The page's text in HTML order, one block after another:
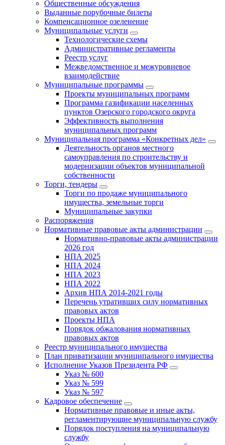
Общественные обсуждения
Выданные порубочные билеты
Компенсационное озеленение
Муниципальные услуги
Технологические схемы
Административные регламенты
Реестр услуг
Межведомственное и межуровневое
взаимодействие
Муниципальные программы
Проекты муниципальных программ
Программа газификации населенных
пунктов Озерского городского округа
Эффективность выполнения
муниципальных программ
Муниципальная программа «Конкретных дел»
Деятельность органов местного
самоуправления по строительству и
модернизации объектов муниципальной
собственности
Торги, тендеры
Торги по продаже муниципального
имущества, земельные торги
Муниципальные закупки
Распоряжения
Нормативные правовые акты администрации
Нормативно-правовые акты администрации
2026 год
НПА 2025
НПА 2024
НПА 2023
НПА 2022
Архив НПА 2014-2021 годы
Перечень утративших силу нормативных
правовых актов
Проекты НПА
Порядок обжалования нормативных
правовых актов
Реестр муниципального имущества
План приватизации муниципального имущества
Исполнение Указов Президента РФ
Указ № 600
Указ № 599
Указ № 597
Кадровое обеспечение
Нормативные правовые и иные акты,
регламентирующие муниципальную службу
Порядок поступления на муниципальную
службу